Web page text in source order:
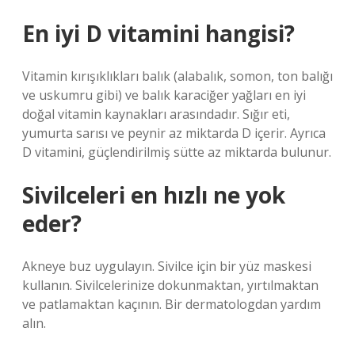
En iyi D vitamini hangisi?
Vitamin kırışıklıkları balık (alabalık, somon, ton balığı
ve uskumru gibi) ve balık karaciğer yağları en iyi
doğal vitamin kaynakları arasındadır. Sığır eti,
yumurta sarısı ve peynir az miktarda D içerir. Ayrıca
D vitamini, güçlendirilmiş sütte az miktarda bulunur.
Sivilceleri en hızlı ne yok
eder?
Akneye buz uygulayın. Sivilce için bir yüz maskesi
kullanın. Sivilcelerinize dokunmaktan, yırtılmaktan
ve patlamaktan kaçının. Bir dermatologdan yardım
alın.